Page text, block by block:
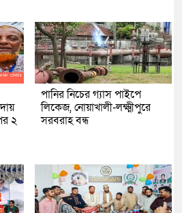
২
পানির নিচের গ্যাস পাইপে
লিকেজ, নোয়াখালী-লক্ষ্মীপুরে
সরবরাহ বন্ধ